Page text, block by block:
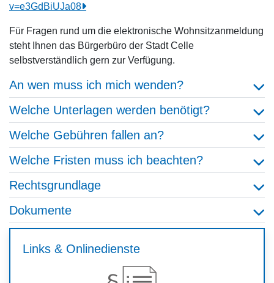
v=e3GdBiUJa08
Für Fragen rund um die elektronische Wohnsitzanmeldung
steht Ihnen das Bürgerbüro der Stadt Celle
selbstverständlich gern zur Verfügung.
An wen muss ich mich wenden?
Welche Unterlagen werden benötigt?
Welche Gebühren fallen an?
Welche Fristen muss ich beachten?
Rechtsgrundlage
Dokumente
Links & Onlinedienste